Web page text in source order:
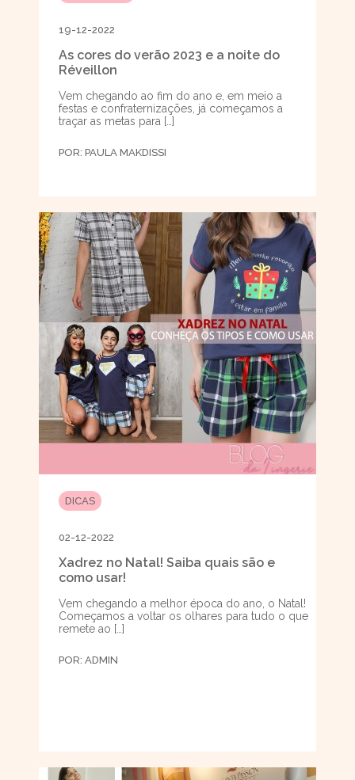
19-12-2022
As cores do verão 2023 e a noite do
Réveillon
Vem chegando ao fim do ano e, em meio a
festas e confraternizações, já começamos a
traçar as metas para […]
POR: PAULA MAKDISSI
DICAS
02-12-2022
Xadrez no Natal! Saiba quais são e
como usar!
Vem chegando a melhor época do ano, o Natal!
Começamos a voltar os olhares para tudo o que
remete ao […]
POR: ADMIN